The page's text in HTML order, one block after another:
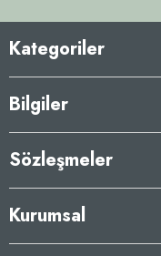
Kategoriler
Bilgiler
Sözleşmeler
Kurumsal